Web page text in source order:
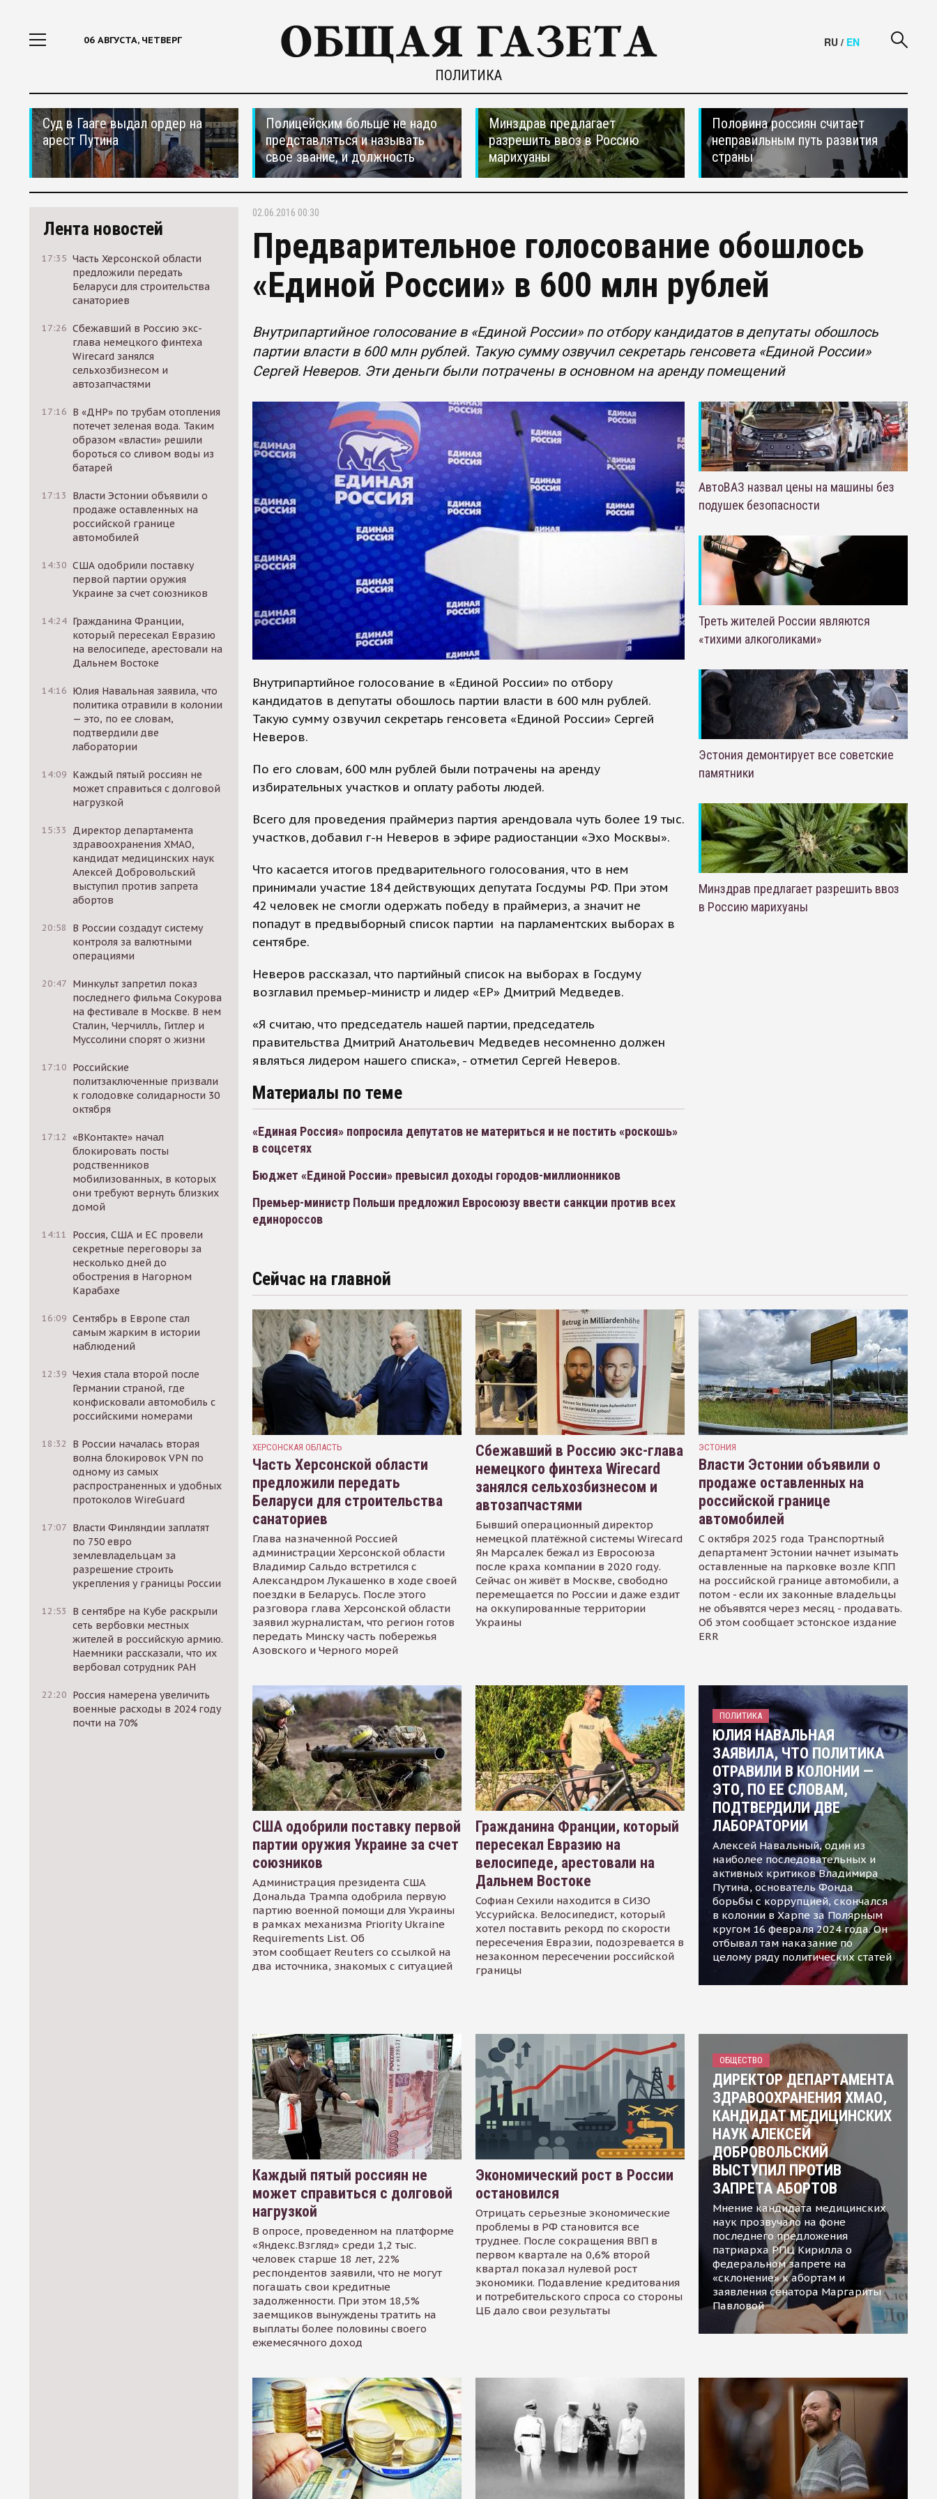
06 АВГУСТА, ЧЕТВЕРГ
ПОЛИТИКА
RU / EN
Суд в Гааге выдал ордер на
арест Путина
Полицейским больше не надо
представляться и называть
свое звание, и должность
Минздрав предлагает
разрешить ввоз в Россию
марихуаны
Половина россиян считает
неправильным путь развития
страны
Лента новостей
17:35 Часть Херсонской области
предложили передать
Беларуси для строительства
санаториев
17:26 Сбежавший в Россию экс-
глава немецкого финтеха
Wirecard занялся
сельхозбизнесом и
автозапчастями
17:16 В «ДНР» по трубам отопления
потечет зеленая вода. Таким
образом «власти» решили
бороться со сливом воды из
батарей
17:13
Власти Эстонии объявили о
продаже оставленных на
российской границе
автомобилей
14:30 США одобрили поставку
первой партии оружия
Украине за счет союзников
14:24 Гражданина Франции,
который пересекал Евразию
на велосипеде, арестовали на
Дальнем Востоке
14:16 Юлия Навальная заявила, что
политика отравили в колонии
— это, по ее словам,
подтвердили две
лаборатории
14:09 Каждый пятый россиян не
может справиться с долговой
нагрузкой
15:33
Директор департамента
здравоохранения ХМАО,
кандидат медицинских наук
Алексей Добровольский
выступил против запрета
абортов
20:58
В России создадут систему
контроля за валютными
операциями
20:47 Минкульт запретил показ
последнего фильма Сокурова
на фестивале в Москве. В нем
Сталин, Черчилль, Гитлер и
Муссолини спорят о жизни
17:10 Российские
политзаключенные призвали
к голодовке солидарности 30
октября
17:12 «ВКонтакте» начал
блокировать посты
родственников
мобилизованных, в которых
они требуют вернуть близких
домой
14:11
Россия, США и ЕС провели
секретные переговоры за
несколько дней до
обострения в Нагорном
Карабахе
16:09 Сентябрь в Европе стал
самым жарким в истории
наблюдений
12:39 Чехия стала второй после
Германии страной, где
конфисковали автомобиль с
российскими номерами
18:32
В России началась вторая
волна блокировок VPN по
одному из самых
распространенных и удобных
протоколов WireGuard
17:07 Власти Финляндии заплатят
по 750 евро
землевладельцам за
разрешение строить
укрепления у границы России
12:53
В сентябре на Кубе раскрыли
сеть вербовки местных
жителей в российскую армию.
Наемники рассказали, что их
вербовал сотрудник РАН
22:20 Россия намерена увеличить
военные расходы в 2024 году
почти на 70%
02.06.2016 00:30
Предварительное голосование обошлось
«Единой России» в 600 млн рублей
Внутрипартийное голосование в «Единой России» по отбору кандидатов в депутаты обошлось
партии власти в 600 млн рублей. Такую сумму озвучил секретарь генсовета «Единой России»
Сергей Неверов. Эти деньги были потрачены в основном на аренду помещений
Внутрипартийное голосование в «Единой России» по отбору
кандидатов в депутаты обошлось партии власти в 600 млн рублей.
Такую сумму озвучил секретарь генсовета «Единой России» Сергей
Неверов.
По его словам, 600 млн рублей были потрачены на аренду
избирательных участков и оплату работы людей.
Всего для проведения праймериз партия арендовала чуть более 19 тыс.
участков, добавил г-н Неверов в эфире радиостанции «Эхо Москвы».
Что касается итогов предварительного голосования, что в нем
принимали участие 184 действующих депутата Госдумы РФ. При этом
42 человек не смогли одержать победу в праймериз, а значит не
попадут в предвыборный список партии на парламентских выборах в
сентябре.
Неверов рассказал, что партийный список на выборах в Госдуму
возглавил премьер-министр и лидер «ЕР» Дмитрий Медведев.
«Я считаю, что председатель нашей партии, председатель
правительства Дмитрий Анатольевич Медведев несомненно должен
являться лидером нашего списка», - отметил Сергей Неверов.
Материалы по теме
«Единая Россия» попросила депутатов не материться и не постить «роскошь»
в соцсетях
Бюджет «Единой России» превысил доходы городов-миллионников
Премьер-министр Польши предложил Евросоюзу ввести санкции против всех
единороссов
АвтоВАЗ назвал цены на машины без
подушек безопасности
Треть жителей России являются
«тихими алкоголиками»
Эстония демонтирует все советские
памятники
Минздрав предлагает разрешить ввоз
в Россию марихуаны
Сейчас на главной
ХЕРСОНСКАЯ ОБЛАСТЬ
Часть Херсонской области
предложили передать
Беларуси для строительства
санаториев
Глава назначенной Россией
администрации Херсонской области
Владимир Сальдо встретился с
Александром Лукашенко в ходе своей
поездки в Беларусь. После этого
разговора глава Херсонской области
заявил журналистам, что регион готов
передать Минску часть побережья
Азовского и Черного морей
Сбежавший в Россию экс-глава
немецкого финтеха Wirecard
занялся сельхозбизнесом и
автозапчастями
Бывший операционный директор
немецкой платёжной системы Wirecard
Ян Марсалек бежал из Евросоюза
после краха компании в 2020 году.
Сейчас он живёт в Москве, свободно
перемещается по России и даже ездит
на оккупированные территории
Украины
ЭСТОНИЯ
Власти Эстонии объявили о
продаже оставленных на
российской границе
автомобилей
С октября 2025 года Транспортный
департамент Эстонии начнет изымать
оставленные на парковке возле КПП
на российской границе автомобили, а
потом - если их законные владельцы
не объявятся через месяц - продавать.
Об этом сообщает эстонское издание
ERR
США одобрили поставку первой
партии оружия Украине за счет
союзников
Администрация президента США
Дональда Трампа одобрила первую
партию военной помощи для Украины
в рамках механизма Priority Ukraine
Requirements List. Об
этом сообщает Reuters со ссылкой на
два источника, знакомых с ситуацией
Гражданина Франции, который
пересекал Евразию на
велосипеде, арестовали на
Дальнем Востоке
Софиан Сехили находится в СИЗО
Уссурийска. Велосипедист, который
хотел поставить рекорд по скорости
пересечения Евразии, подозревается в
незаконном пересечении российской
границы
ПОЛИТИКА
ЮЛИЯ НАВАЛЬНАЯ
ЗАЯВИЛА, ЧТО ПОЛИТИКА
ОТРАВИЛИ В КОЛОНИИ —
ЭТО, ПО ЕЕ СЛОВАМ,
ПОДТВЕРДИЛИ ДВЕ
ЛАБОРАТОРИИ
Алексей Навальный, один из
наиболее последовательных и
активных критиков Владимира
Путина, основатель Фонда
борьбы с коррупцией, скончался
в колонии в Харпе за Полярным
кругом 16 февраля 2024 года. Он
отбывал там наказание по
целому ряду политических статей
Каждый пятый россиян не
может справиться с долговой
нагрузкой
В опросе, проведенном на платформе
«Яндекс.Взгляд» среди 1,2 тыс.
человек старше 18 лет, 22%
респондентов заявили, что не могут
погашать свои кредитные
задолженности. При этом 18,5%
заемщиков вынуждены тратить на
выплаты более половины своего
ежемесячного доход
Экономический рост в России
остановился
Отрицать серьезные экономические
проблемы в РФ становится все
труднее. После сокращения ВВП в
первом квартале на 0,6% второй
квартал показал нулевой рост
экономики. Подавление кредитования
и потребительского спроса со стороны
ЦБ дало свои результаты
ОБЩЕСТВО
ДИРЕКТОР ДЕПАРТАМЕНТА
ЗДРАВООХРАНЕНИЯ ХМАО,
КАНДИДАТ МЕДИЦИНСКИХ
НАУК АЛЕКСЕЙ
ДОБРОВОЛЬСКИЙ
ВЫСТУПИЛ ПРОТИВ
ЗАПРЕТА АБОРТОВ
Мнение кандидата медицинских
наук прозвучало на фоне
последнего предложения
патриарха РПЦ Кирилла о
федеральном запрете на
«склонение» к абортам и
заявления сенатора Маргариты
Павловой